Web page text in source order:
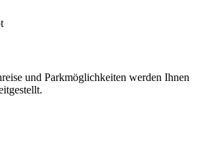
und Parkmöglichkeiten werden Ihnen